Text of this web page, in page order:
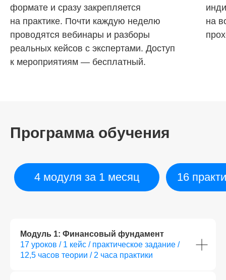
формате и сразу закрепляется
на практике. Почти каждую неделю
проводятся вебинары и разборы
реальных кейсов с экспертами. Доступ
к мероприятиям — бесплатный.
на
Программа обучения
Модуль 1: Финансовый фундамент
17 уроков / 1 кейс / практическое задание /
12,5 часов теории / 2 часа практики